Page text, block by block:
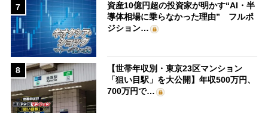
7
資産10億円超の投資家が明かす“AI・半
導体相場に乗らなかった理由” フルポ
ジション…
8
【世帯年収別・東京23区マンション
「狙い目駅」を大公開】年収500万円、
700万円で…